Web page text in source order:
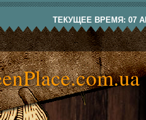
ТЕКУЩЕЕ ВРЕМЯ: 07